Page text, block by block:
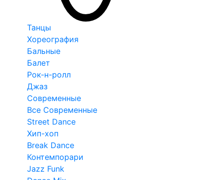
Танцы
Хореография
Бальные
Балет
Рок-н-ролл
Джаз
Современные
Все Современные
Street Dance
Хип-хоп
Break Dance
Контемпорари
Jazz Funk